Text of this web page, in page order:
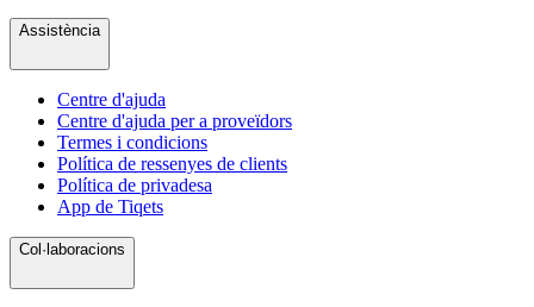
Assistència
Centre d'ajuda
Centre d'ajuda per a proveïdors
Termes i condicions
Política de ressenyes de clients
Política de privadesa
App de Tiqets
Col·laboracions